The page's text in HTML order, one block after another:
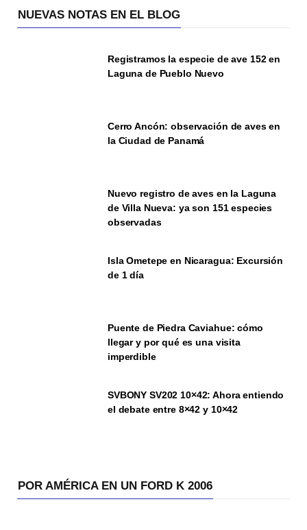
NUEVAS NOTAS EN EL BLOG
Registramos la especie de ave 152 en
Laguna de Pueblo Nuevo
Cerro Ancón: observación de aves en
la Ciudad de Panamá
Nuevo registro de aves en la Laguna
de Villa Nueva: ya son 151 especies
observadas
Isla Ometepe en Nicaragua: Excursión
de 1 día
Puente de Piedra Caviahue: cómo
llegar y por qué es una visita
imperdible
SVBONY SV202 10×42: Ahora entiendo
el debate entre 8×42 y 10×42
POR AMÉRICA EN UN FORD K 2006